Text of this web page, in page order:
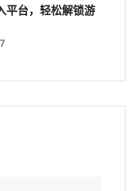
平台，轻松解锁游